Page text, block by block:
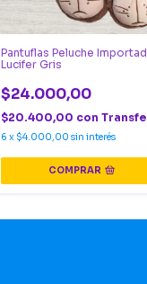
Pantuflas Peluche
Lucifer Gris
$24.000,00
$20.400,00 con
6 x $4.000,00 sin interés
COMPRAR